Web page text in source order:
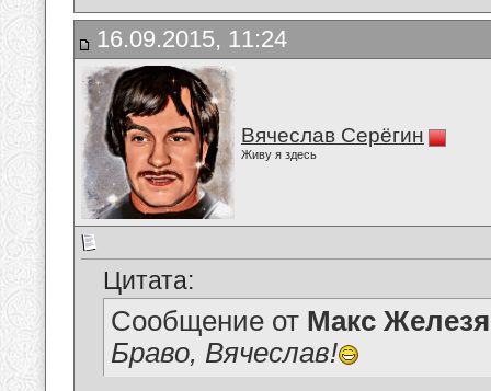
16.09.2015, 11:24
Вячеслав Серёгин
Живу я здесь
Цитата:
Сообщение от Макс
Браво, Вячеслав!